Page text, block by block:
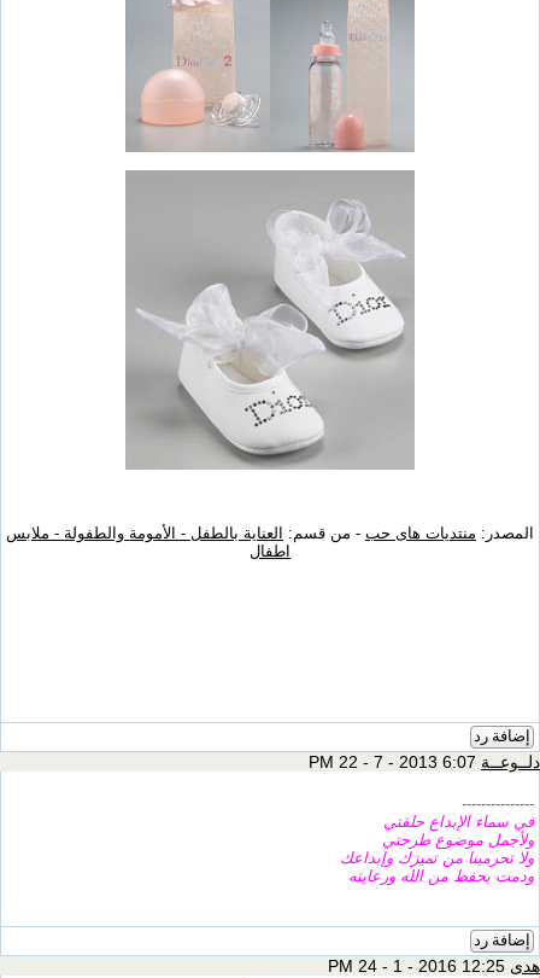
المصدر: منتديات هاى حب - من قسم: العناية بالطفل - الأمومة والطفولة - ملابس
اطفال
إضافة رد
دلــوعــة
---------------
في سماء الإبداع حلقتي
ولأجمل موضوع طرحتي
ولا تحرمينا من تميزك وإبداعك
ودمت بحفظ من الله ورعايته
إضافة رد
هدى